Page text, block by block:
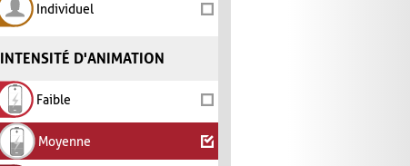
Individuel
INTENSITÉ D'ANIMATION
Faible
Moyenne